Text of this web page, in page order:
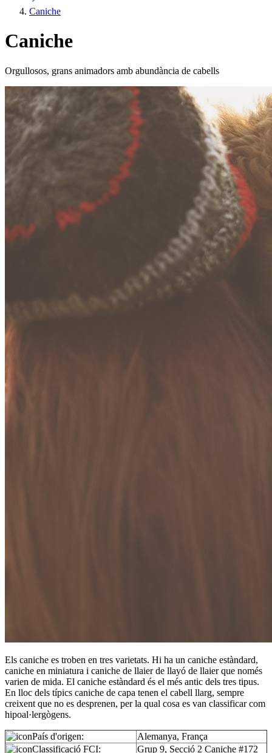
Caniche
Caniche
Orgullosos, grans animadors amb abundància de cabells
Els caniche es troben en tres varietats. Hi ha un caniche estàndard,
caniche en miniatura i caniche de llaier de llayó de llaier que només
varien de mida. El caniche estàndard és el més antic dels tres tipus.
En lloc dels típics caniche de capa tenen el cabell llarg, sempre
creixent que no es desprenen, per la qual cosa es van classificar com
hipoal·lergògens.
País d'origen:
Alemanya, França
Classificació FCI:
Grup 9, Secció 2 Caniche #172